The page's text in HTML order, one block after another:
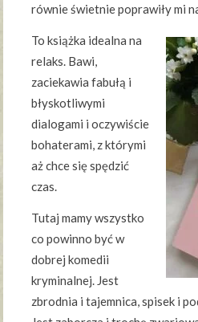
równie świetnie poprawiły mi
To książka idealna na
relaks. Bawi,
zaciekawia fabułą i
błyskotliwymi
dialogami i oczywiście
bohaterami, z którymi
aż chce się spędzić
czas.
Tutaj mamy wszystko
co powinno być w
dobrej komedii
kryminalnej. Jest
zbrodnia i tajemnica, spisek i